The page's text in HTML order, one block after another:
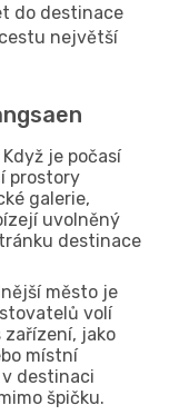
do destinace
největší
Když je počasí
prostory
galerie,
uvolněný
destinace
město je
volí
jako
místní
destinaci
špičku.